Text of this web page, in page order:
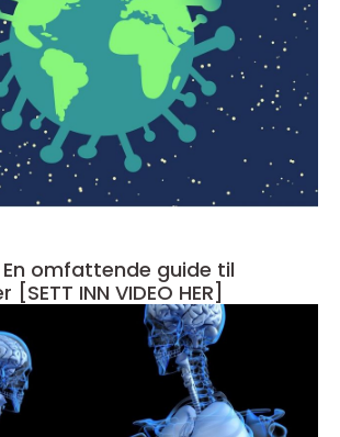
En omfattende guide til
INN VIDEO HER]